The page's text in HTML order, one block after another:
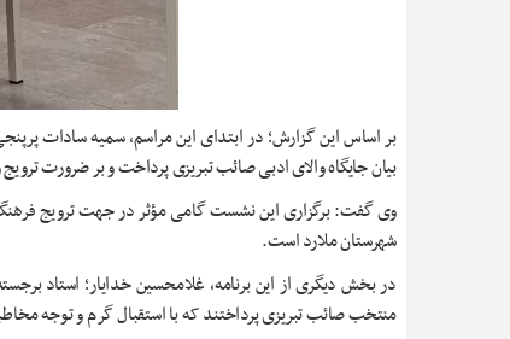
بر اساس این گزارش؛ در ابتدای این مراسم، سمیه سادات
بیان جایگاه والای ادبی صائب تبریزی پرداخت و بر ضرورت
وی گفت: برگزاری این نشست گامی مؤثر در جهت ترویج فرهنگ
شهرستان ملارد است.
در بخش دیگری از این برنامه، غلامحسین خدایار؛ استاد
منتخب صائب تبریزی پرداختند که با استقبال گرم و توجه